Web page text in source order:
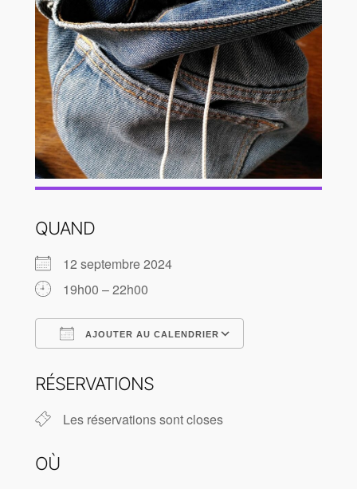
QUAND
12 septembre 2024
19h00 – 22h00
AJOUTER AU CALENDRIER
RÉSERVATIONS
Les réservations sont closes
OÙ